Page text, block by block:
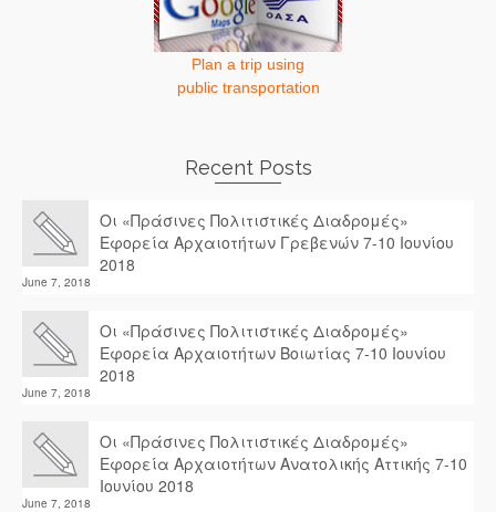
Plan a trip using
public transportation
Recent Posts
Οι «Πράσινες Πολιτιστικές Διαδρομές»
Εφορεία Αρχαιοτήτων Γρεβενών 7-10 Ιουνίου
2018
June 7, 2018
Οι «Πράσινες Πολιτιστικές Διαδρομές»
Εφορεία Αρχαιοτήτων Βοιωτίας 7-10 Ιουνίου
2018
June 7, 2018
Οι «Πράσινες Πολιτιστικές Διαδρομές»
Εφορεία Αρχαιοτήτων Ανατολικής Αττικής 7-10
Ιουνίου 2018
June 7, 2018